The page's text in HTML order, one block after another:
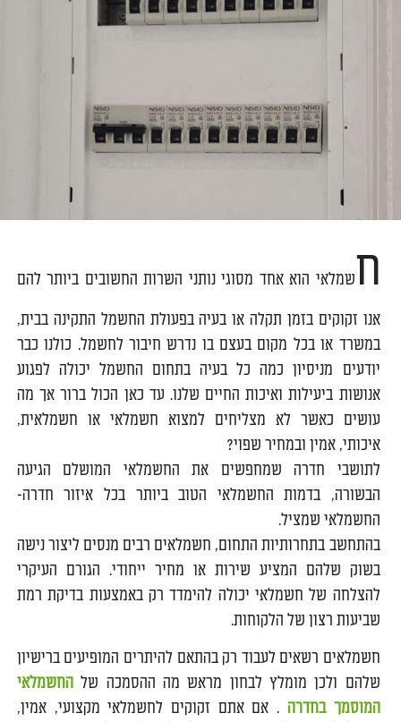
חשמלאי הוא אחד מסוגי נותני השרות החשובים ביותר להם
אנו זקוקים בזמן תקלה או בעיה בפעולת החשמל התקינה בבית,
במשרד או בכל מקום בעצם בו נדרש חיבור לחשמל. כולנו כבר
יודעים מניסיון כמה כל בעיה בתחום החשמל יכולה לפגוע
אנושות ביעילות ואיכות החיים שלנו. עד כאן הכול ברור אך מה
עושים כאשר לא מצליחים למצוא חשמלאי או חשמלאית,
איכותי, אמין ובמחיר שפוי?
לתושבי חדרה שמחפשים את החשמלאי המושלם הגיעה
הבשורה, בדמות החשמלאי הטוב ביותר בכל איזור חדרה-
החשמלאי שמציל.
בהתחשב בתחרותיות התחום, חשמלאים רבים מנסים ליצור נישה
בשוק שלהם המציע שירות או מחיר ייחודי. הגורם העיקרי
להצלחה של חשמלאי יכולה להימדד רק באמצעות בדיקת רמת
שביעות רצון של הלקוחות.
חשמלאים רשאים לעבוד רק בהתאם להיתרים המופיעים ברישיון
שלהם ולכן מומלץ לבחון מראש מה ההסמכה שלהחשמלאי
המוסמך בחדרה . אם אתם זקוקים לחשמלאי מקצועי, אמין,